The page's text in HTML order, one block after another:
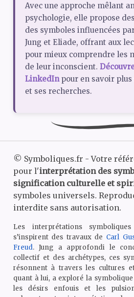
Avec une approche mêlant
psychologie, elle propose
des symboles influencées
Jung et Eliade, offrant aux
pour mieux comprendre les
de leur inconscient.
LinkedInpour en savoir plus
et ses recherches.
© Symboliques.fr - Votre
pour l'interprétation des
signification culturelle et
symboles universels.
interdite sans autorisation.
Les interprétations
s’inspirent des travaux de Carl
Freud. Jung a approfondi le
collectif et des archétypes, ces
résonnent à travers les cultures
quant à lui, a exploré la
les désirs enfouis et les